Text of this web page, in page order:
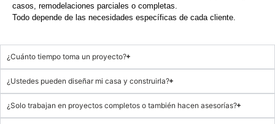
casos, remodelaciones parciales o completas.
Todo depende de las necesidades específicas de cada cliente.
¿Cuánto tiempo toma un proyecto?
¿Ustedes pueden diseñar mi casa y construirla?
¿Solo trabajan en proyectos completos o también hacen asesorías?